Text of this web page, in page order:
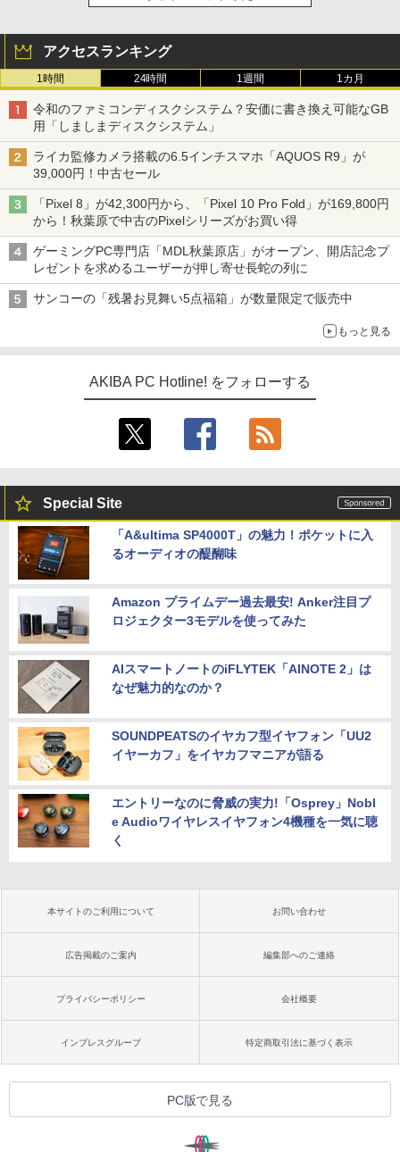
アクセスランキング
1時間 24時間 1週間 1カ月
令和のファミコンディスクシステム？安価に書き換え可能なGB
用「しましまディスクシステム」
ライカ監修カメラ搭載の6.5インチスマホ「AQUOS R9」が
39,000円！中古セール
「Pixel 8」が42,300円から、「Pixel 10 Pro Fold」が169,800円
から！秋葉原で中古のPixelシリーズがお買い得
ゲーミングPC専門店「MDL秋葉原店」がオープン、開店記念プ
レゼントを求めるユーザーが押し寄せ長蛇の列に
サンコーの「残暑お見舞い5点福箱」が数量限定で販売中
もっと見る
AKIBA PC Hotline! をフォローする
Special Site
「A&ultima SP4000T」の魅力！ポケットに入
るオーディオの醍醐味
Amazon プライムデー過去最安! Anker注目プ
ロジェクター3モデルを使ってみた
AIスマートノートのiFLYTEK「AINOTE 2」は
なぜ魅力的なのか？
SOUNDPEATSのイヤカフ型イヤフォン「UU2
イヤーカフ」をイヤカフマニアが語る
エントリーなのに脅威の実力!「Osprey」Nobl
e Audioワイヤレスイヤフォン4機種を一気に聴
く
本サイトのご利用について お問い合わせ
広告掲載のご案内 編集部へのご連絡
プライバシーポリシー 会社概要
インプレスグループ 特定商取引法に基づく表示
PC版で見る